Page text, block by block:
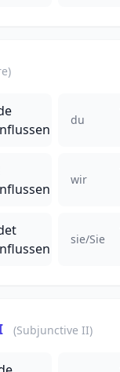
du
wir
sie/Sie
(Subjunctive II)